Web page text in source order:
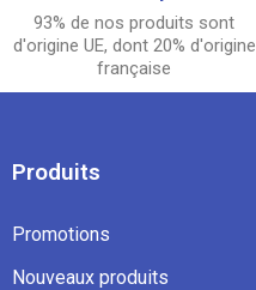
93% de nos produits sont
d'origine UE, dont 20% d'origine
française
Produits
Promotions
Nouveaux produits